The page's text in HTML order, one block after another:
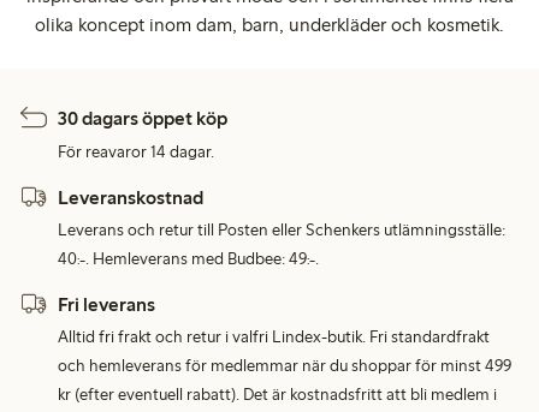
olika koncept inom dam, barn, underkläder och kosmetik.
30 dagars öppet köp
För reavaror 14 dagar.
Leveranskostnad
Leverans och retur till Posten eller Schenkers utlämningsställe:
40:-. Hemleverans med Budbee: 49:-.
Fri leverans
Alltid fri frakt och retur i valfri Lindex-butik. Fri standardfrakt
och hemleverans för medlemmar när du shoppar för minst 499
kr (efter eventuell rabatt). Det är kostnadsfritt att bli medlem i